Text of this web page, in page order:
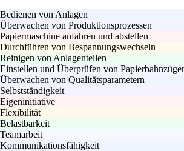
Bedienen von Anlagen
Überwachen von Produktionsprozessen
Papiermaschine anfahren und abstellen
Durchführen von Bespannungswechseln
Reinigen von Anlagenteilen
Einstellen und Überprüfen von
Überwachen von Qualitätsparametern
Selbstständigkeit
Eigeninitiative
Flexibilität
Belastbarkeit
Teamarbeit
Kommunikationsfähigkeit